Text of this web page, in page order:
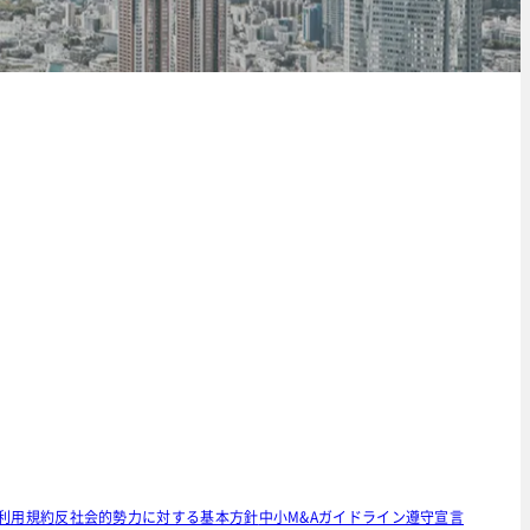
用規約反社会的勢力に対する基本方針中小M&Aガイドライン遵守宣言